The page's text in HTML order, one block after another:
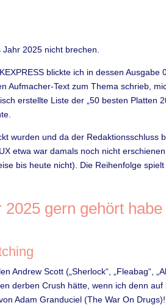
2025 nicht brechen.
blickte ich in dessen Ausgabe
Aufmacher-Text zum Thema schrieb,
erstellte Liste der „50 besten Platten
wurden und da der Redaktionsschluss
etwa war damals noch nicht
bis heute nicht). Die Reihenfolge
gern gehört habe
Andrew Scott („Sherlock“, „Fleabag“,
derben Crush hätte, wenn ich denn
Adam Granduciel (The War On